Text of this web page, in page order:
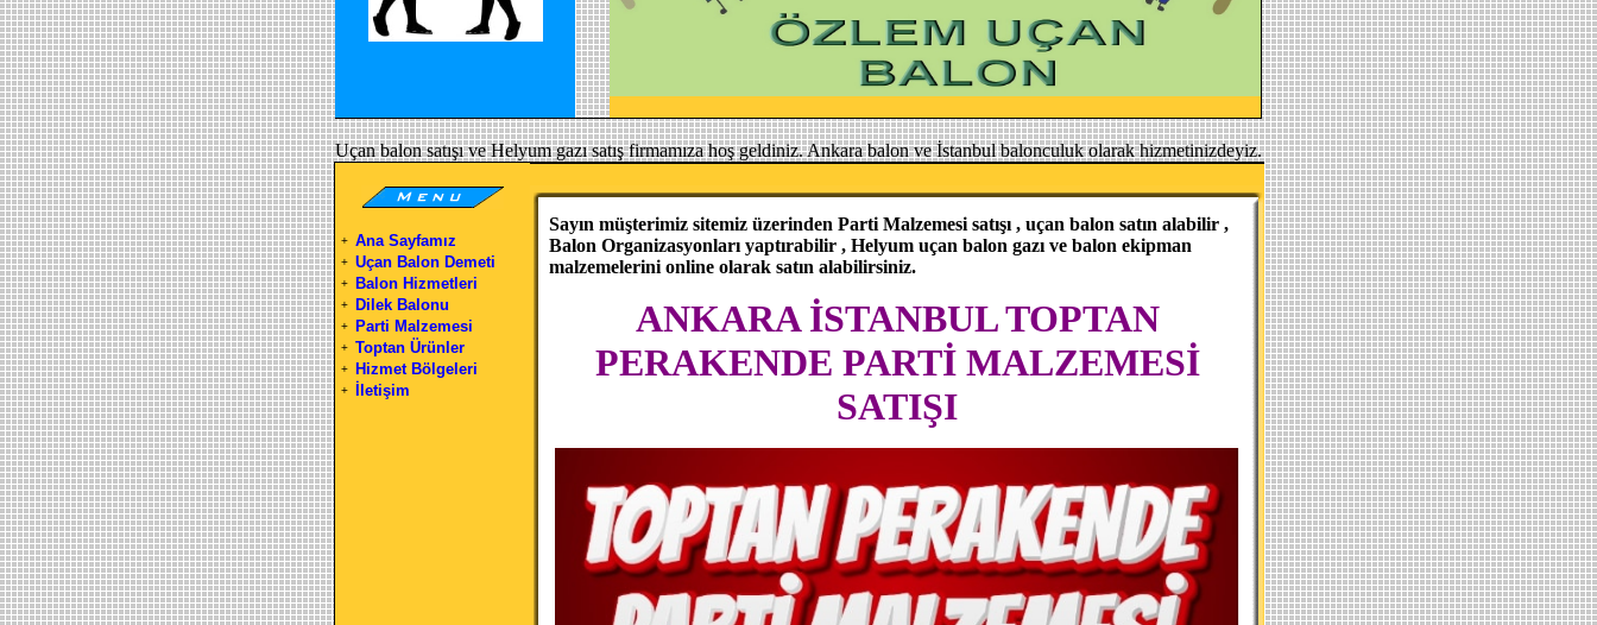
Uçan balon satışı ve Helyum gazı satış firmamıza hoş geldiniz. Ankara balon ve İstanbul balonculuk olarak hizmetinizdeyiz.
+ Ana Sayfamız
+ Uçan Balon Demeti
+ Balon Hizmetleri
+ Dilek Balonu
+ Parti Malzemesi
+ Toptan Ürünler
+ Hizmet Bölgeleri
+ İletişim
Sayın müşterimiz sitemiz üzerinden Parti Malzemesi satışı , uçan balon satın alabilir ,
Balon Organizasyonları yaptırabilir , Helyum uçan balon gazı ve balon ekipman
malzemelerini online olarak satın alabilirsiniz.
ANKARA İSTANBUL TOPTAN
PERAKENDE PARTİ MALZEMESİ
SATIŞI